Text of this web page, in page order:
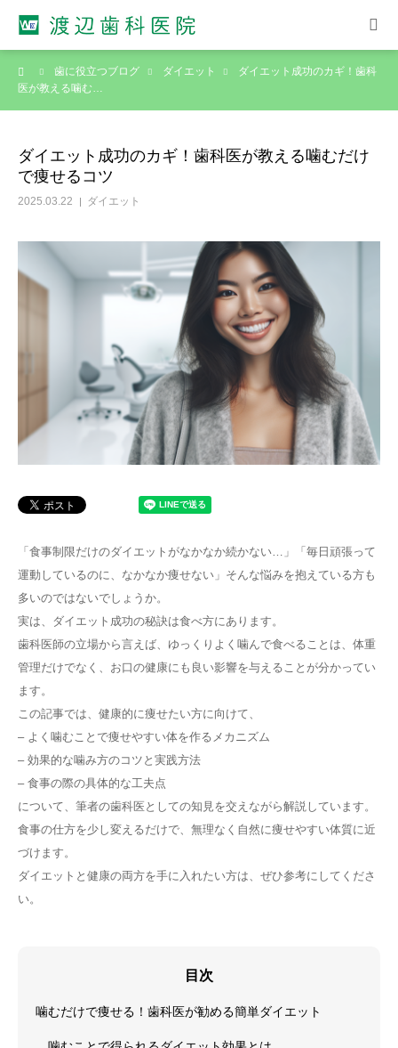
歯に役立つブログ ダイエット
ダイエット成功のカギ！歯科
医が教える噛む…
ダイエット成功のカギ！歯科医が教える噛むだけ
で痩せるコツ
2025.03.22 ダイエット
「食事制限だけのダイエットがなかなか続かない…」「毎日頑張って
運動しているのに、なかなか痩せない」そんな悩みを抱えている方も
多いのではないでしょうか。
実は、ダイエット成功の秘訣は食べ方にあります。
歯科医師の立場から言えば、ゆっくりよく噛んで食べることは、体重
管理だけでなく、お口の健康にも良い影響を与えることが分かってい
ます。
この記事では、健康的に痩せたい方に向けて、
– よく噛むことで痩せやすい体を作るメカニズム
– 効果的な噛み方のコツと実践方法
– 食事の際の具体的な工夫点
について、筆者の歯科医としての知見を交えながら解説しています。
食事の仕方を少し変えるだけで、無理なく自然に痩せやすい体質に近
づけます。
ダイエットと健康の両方を手に入れたい方は、ぜひ参考にしてくださ
い。
目次
噛むだけで痩せる！歯科医が勧める簡単ダイエット
ホーム
診療案内
アクセス